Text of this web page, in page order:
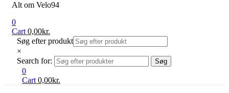
Alt om Velo94
0
Cart 0,00kr.
Søg efter produkt
×
Search for:
Søg
0
Cart 0,00kr.